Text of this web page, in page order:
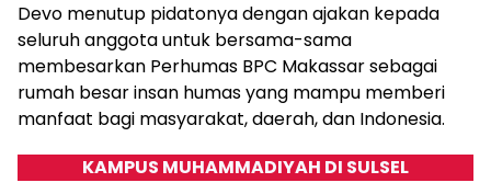
Devo menutup pidatonya dengan ajakan kepada
seluruh anggota untuk bersama-sama
membesarkan Perhumas BPC Makassar sebagai
rumah besar insan humas yang mampu memberi
manfaat bagi masyarakat, daerah, dan Indonesia.
KAMPUS MUHAMMADIYAH DI SULSEL